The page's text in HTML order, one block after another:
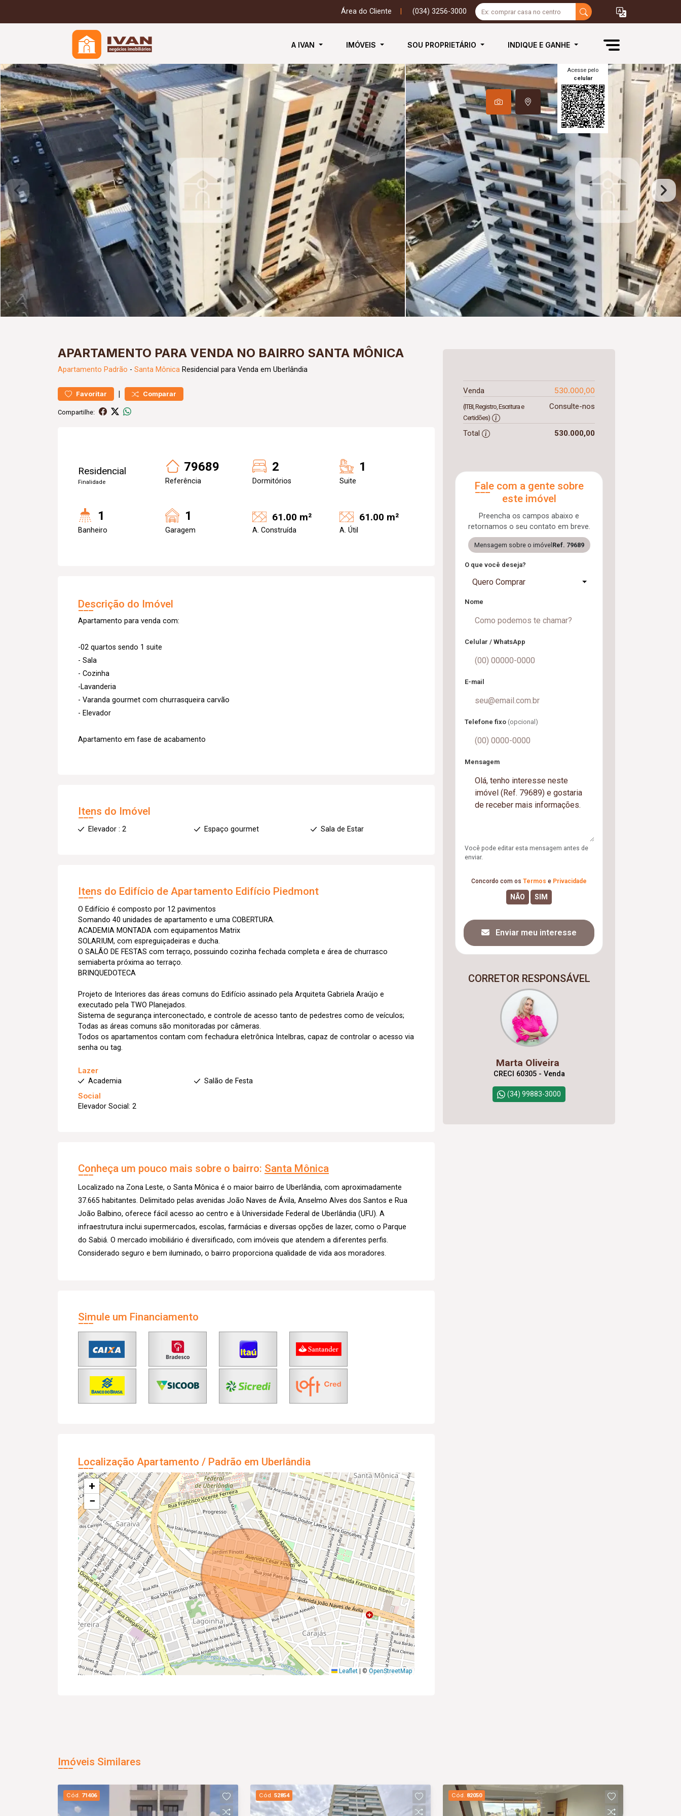
Área do Cliente (034) 3256-3000
A IVAN IMÓVEIS SOU PROPRIETÁRIO INDIQUE E GANHE
Acesse pelo
celular
APARTAMENTO PARA VENDA NO BAIRRO SANTA MÔNICA
Apartamento Padrão - Santa Mônica Residencial para Venda em Uberlândia
Favoritar | Comparar
Compartilhe:
Residencial
Finalidade
79689
Referência
2
Dormitórios
1
Suite
1
Banheiro
1
Garagem
61.00 m²
A. Construída
61.00 m²
A. Útil
Descrição do Imóvel
Apartamento para venda com:
-02 quartos sendo 1 suite
- Sala
- Cozinha
-Lavanderia
- Varanda gourmet com churrasqueira carvão
- Elevador
Apartamento em fase de acabamento
Itens do Imóvel
Elevador : 2 Espaço gourmet Sala de Estar
Itens do Edifício de Apartamento Edifício Piedmont
O Edifício é composto por 12 pavimentos
Somando 40 unidades de apartamento e uma COBERTURA.
ACADEMIA MONTADA com equipamentos Matrix
SOLARIUM, com espreguiçadeiras e ducha.
O SALÃO DE FESTAS com terraço, possuindo cozinha fechada completa e área de churrasco
semiaberta próxima ao terraço.
BRINQUEDOTECA
Projeto de Interiores das áreas comuns do Edifício assinado pela Arquiteta Gabriela Araújo e
executado pela TWO Planejados.
Sistema de segurança interconectado, e controle de acesso tanto de pedestres como de veículos;
Todas as áreas comuns são monitoradas por câmeras.
Todos os apartamentos contam com fechadura eletrônica Intelbras, capaz de controlar o acesso via
senha ou tag.
Lazer
Academia
Salão de Festa
Social
Elevador Social: 2
Conheça um pouco mais sobre o bairro: Santa Mônica
Localizado na Zona Leste, o Santa Mônica é o maior bairro de Uberlândia, com aproximadamente
37.665 habitantes. Delimitado pelas avenidas João Naves de Ávila, Anselmo Alves dos Santos e Rua
João Balbino, oferece fácil acesso ao centro e à Universidade Federal de Uberlândia (UFU). A
infraestrutura inclui supermercados, escolas, farmácias e diversas opções de lazer, como o Parque
do Sabiá. O mercado imobiliário é diversificado, com imóveis que atendem a diferentes perfis.
Considerado seguro e bem iluminado, o bairro proporciona qualidade de vida aos moradores.
Simule um Financiamento
Localização Apartamento / Padrão em Uberlândia
+
−
Leaflet © OpenStreetMap
Venda 530.000,00
(ITBI, Registro, Escritura e
Certidões)
Consulte-nos
Total 530.000,00
Fale com a gente sobre
este imóvel
Preencha os campos abaixo e
retornamos o seu contato em breve.
Mensagem sobre o imóvel Ref. 79689
O que você deseja?
Quero Comprar
Nome
Celular / WhatsApp
E-mail
Telefone fixo (opcional)
Mensagem
Você pode editar esta mensagem antes de
enviar.
Concordo com os Termos e Privacidade
Enviar meu interesse
CORRETOR RESPONSÁVEL
Marta Oliveira
CRECI 60305 - Venda
(34) 99883-3000
Imóveis Similares
Cód. 71406 Cód. 52854 Cód. 82050